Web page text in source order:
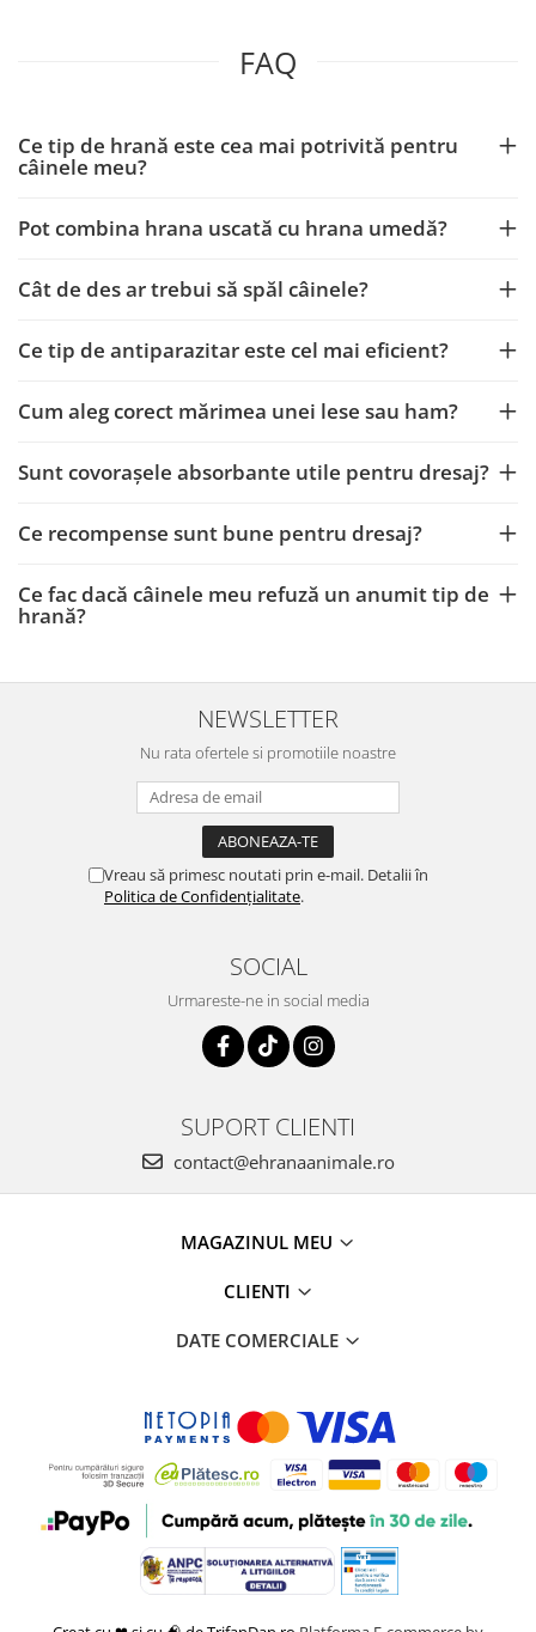
FAQ
Ce tip de hrană este cea mai potrivită pentru
câinele meu?
Pot combina hrana uscată cu hrana umedă?
Cât de des ar trebui să spăl câinele?
Ce tip de antiparazitar este cel mai eficient?
Cum aleg corect mărimea unei lese sau ham?
Sunt covorașele absorbante utile pentru dresaj?
Ce recompense sunt bune pentru dresaj?
Ce fac dacă câinele meu refuză un anumit tip de
hrană?
NEWSLETTER
Nu rata ofertele si promotiile noastre
Vreau să primesc noutati prin e-mail. Detalii în
Politica de Confidențialitate.
SOCIAL
Urmareste-ne in social media
SUPORT CLIENTI
contact@ehranaanimale.ro
MAGAZINUL MEU
CLIENTI
DATE COMERCIALE